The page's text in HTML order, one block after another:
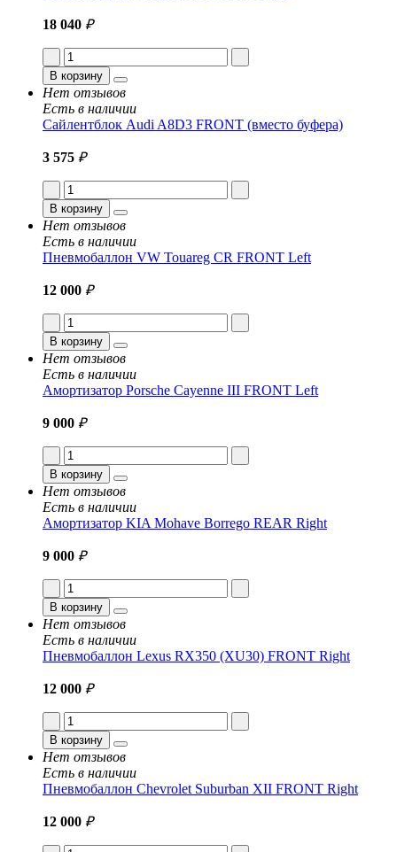
18 040 ₽
В корзину
Нет отзывов
Есть в наличии
Сайлентблок Audi A8D3 FRONT (вместо буфера)
3 575 ₽
В корзину
Нет отзывов
Есть в наличии
Пневмобаллон VW Touareg CR FRONT Left
12 000 ₽
В корзину
Нет отзывов
Есть в наличии
Амортизатор Porsche Cayenne III FRONT Left
9 000 ₽
В корзину
Нет отзывов
Есть в наличии
Амортизатор KIA Mohave Borrego REAR Right
9 000 ₽
В корзину
Нет отзывов
Есть в наличии
Пневмобаллон Lexus RX350 (XU30) FRONT Right
12 000 ₽
В корзину
Нет отзывов
Есть в наличии
Пневмобаллон Chevrolet Suburban XII FRONT Right
12 000 ₽